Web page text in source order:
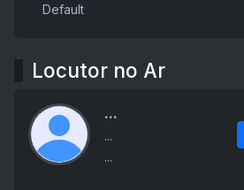
Default
Locutor no Ar
...
...
...